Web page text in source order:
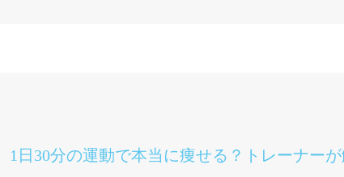
1日30分の運動で本当に痩せる？トレーナー